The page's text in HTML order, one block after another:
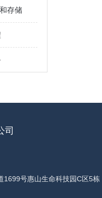
存储
司
1699号惠山生命科技园C区5栋